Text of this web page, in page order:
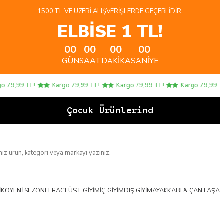
1500 TL VE ÜZERI ALIŞVERIŞLERDE GEÇERLIDIR.
ELBİSE 1 TL!
00
GÜN
00
SAAT
00
DAKIKA
00
SANIYE
TL! Kargo 79,99 TL! Kargo 79,99 TL! Kargo 79,99 TL!
Çocuk Ürünlerinde 4 AL
YENI SEZONFERACEÜST GIYIMİÇ GIYIMDIŞ GIYIMAYAKKABI & ÇANTA